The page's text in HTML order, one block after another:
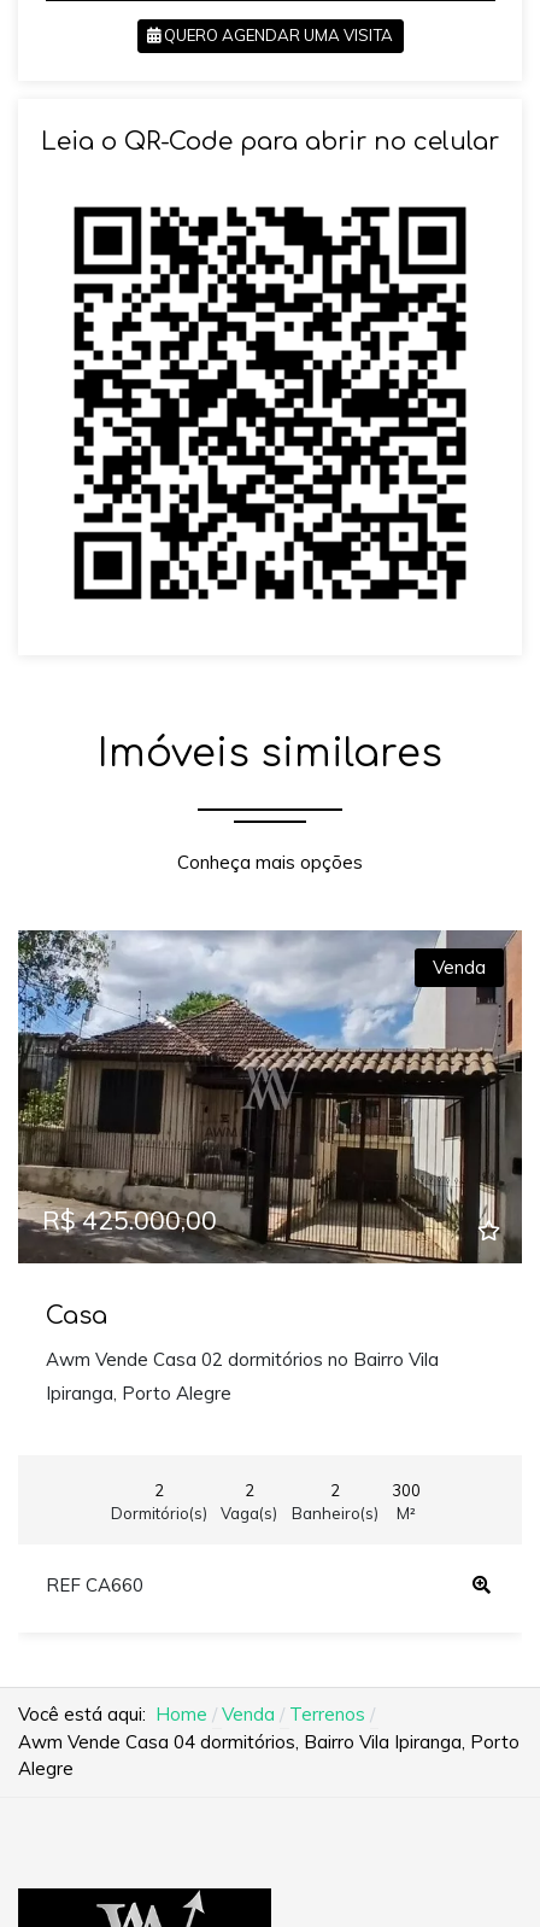
QUERO AGENDAR UMA VISITA
Leia o QR-Code para abrir no celular
Imóveis similares
Conheça mais opções
Venda
R$ 425.000,00
Casa
Awm Vende Casa 02 dormitórios no Bairro Vila
Ipiranga, Porto Alegre
2
Dormitório(s)
2
Vaga(s)
2
Banheiro(s)
300
M²
REF CA660
Você está aqui: Home Venda
Terrenos
Awm Vende Casa 04 dormitórios, Bairro Vila Ipiranga, Porto
Alegre